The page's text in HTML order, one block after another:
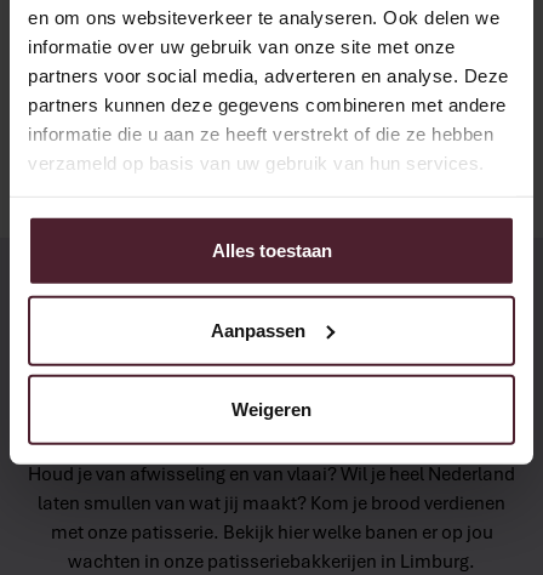
en om ons websiteverkeer te analyseren. Ook delen we
informatie over uw gebruik van onze site met onze
partners voor social media, adverteren en analyse. Deze
partners kunnen deze gegevens combineren met andere
informatie die u aan ze heeft verstrekt of die ze hebben
verzameld op basis van uw gebruik van hun services.
Alles toestaan
Aanpassen
Weigeren
Werken bij
Certificering
Werken bij Patisserie
De lekkerste vacatures
Houd je van afwisseling en van vlaai? Wil je heel Nederland
laten smullen van wat jij maakt? Kom je brood verdienen
met onze patisserie. Bekijk hier welke banen er op jou
wachten in onze patisseriebakkerijen in Limburg.